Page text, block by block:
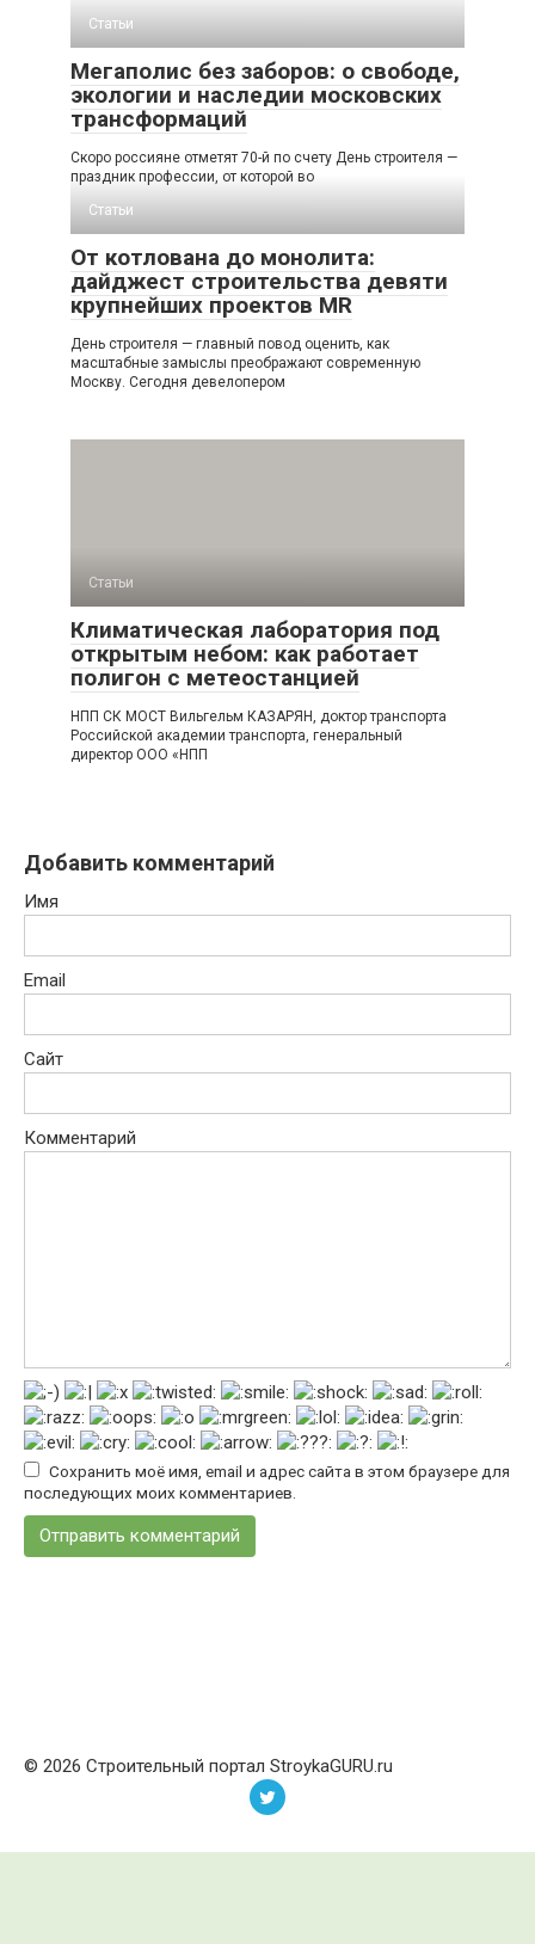
Статьи
Мегаполис без заборов: о свободе,
экологии и наследии московских
трансформаций
Скоро россияне отметят 70-й по счету День строителя —
праздник профессии, от которой во
Статьи
От котлована до монолита:
дайджест строительства девяти
крупнейших проектов MR
День строителя — главный повод оценить, как
масштабные замыслы преображают современную
Москву. Сегодня девелопером
Статьи
Климатическая лаборатория под
открытым небом: как работает
полигон с метеостанцией
НПП СК МОСТ Вильгельм КАЗАРЯН, доктор транспорта
Российской академии транспорта, генеральный
директор ООО «НПП
Добавить комментарий
Имя
Email
Сайт
Комментарий
Сохранить моё имя, email и адрес сайта в этом браузере для
последующих моих комментариев.
© 2026 Строительный портал StroykaGURU.ru